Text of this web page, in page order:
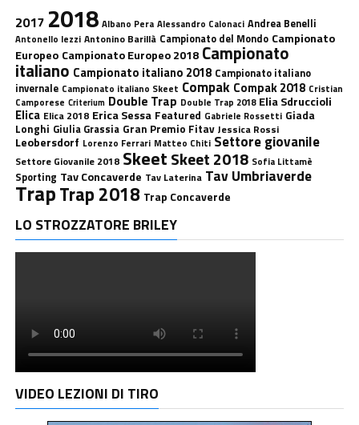
2017 2018 Albano Pera Alessandro Calonaci Andrea Benelli
Antonello Iezzi Antonino Barillà Campionato del Mondo Campionato
Europeo Campionato Europeo 2018 Campionato
italiano Campionato italiano 2018 Campionato italiano
invernale Campionato italiano Skeet Compak Compak 2018 Cristian
Camporese Criterium Double Trap Double Trap 2018 Elia Sdruccioli
Elica Elica 2018 Erica Sessa Featured Gabriele Rossetti Giada
Longhi Giulia Grassia Gran Premio Fitav Jessica Rossi
Leobersdorf Lorenzo Ferrari Matteo Chiti Settore giovanile
Settore Giovanile 2018 SkeetSkeet 2018 Sofia Littamè
Sporting Tav Concaverde Tav Laterina Tav Umbriaverde
TrapTrap 2018 Trap Concaverde
LO STROZZATORE BRILEY
VIDEO LEZIONI DI TIRO